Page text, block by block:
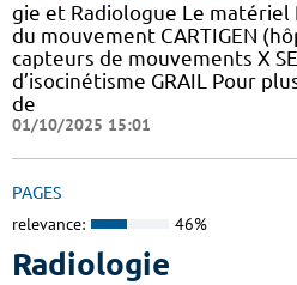
gie et Radiologue Le matériel
du mouvement CARTIGEN
capteurs de mouvements X
d’isocinétisme GRAIL Pour
de
01/10/2025 15:01
PAGES
relevance: 46%
Radiologie